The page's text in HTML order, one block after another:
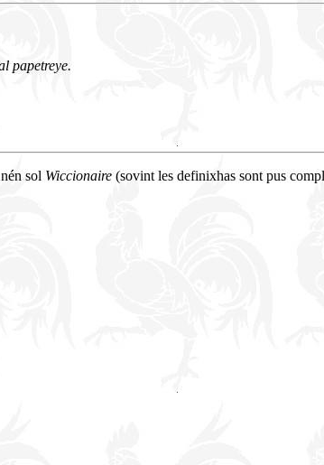
papetreye.
sol Wiccionaire (sovint les definixhas sont pus